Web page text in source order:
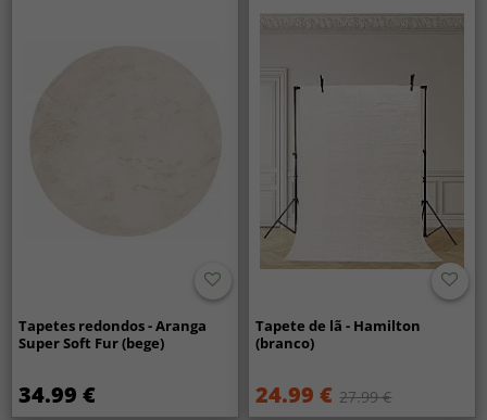
Tapetes redondos - Aranga
Super Soft Fur (bege)
34.99 €
Tapete de lã - Hamilton
(branco)
24.99 € 27.99 €